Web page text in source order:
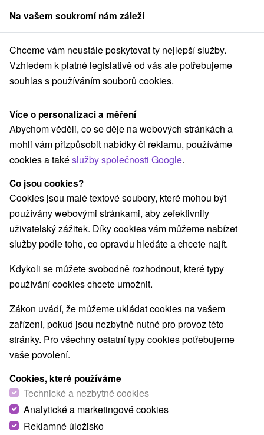
člen skupinySorger
Trnavský kraj Leopoldov Ubytovanie pre robotníkov Leopoldov
Ubytovanie pre robotníkov
Leopoldov
Leopoldov
REZERVACE A VÝBĚR POBYTU
Kontaktujte přímo ubytovatele.
Navigovat do místa
O ZAŘÍZENÍ VYBAVENÍ
Na vašem soukromí nám záleží
Chceme vám neustále poskytovat ty nejlepší služby.
Vzhledem k platné legislativě od vás ale potřebujeme
souhlas s používáním souborů cookies.
Více o personalizaci a měření
Abychom věděli, co se děje na webových stránkách a
mohli vám přizpůsobit nabídky či reklamu, používáme
cookies a takéslužby společnosti Google.
Co jsou cookies?
Cookies jsou malé textové soubory, které mohou být
používány webovými stránkami, aby zefektivnily
uživatelský zážitek. Díky cookies vám můžeme nabízet
služby podle toho, co opravdu hledáte a chcete najít.
Kdykoli se můžete svobodně rozhodnout, které typy
používání cookies chcete umožnit.
Zákon uvádí, že můžeme ukládat cookies na vašem
zařízení, pokud jsou nezbytně nutné pro provoz této
stránky. Pro všechny ostatní typy cookies potřebujeme
vaše povolení.
Cookies, které používáme
Technické a nezbytné cookies
Analytické a marketingové cookies
Reklamné úložisko